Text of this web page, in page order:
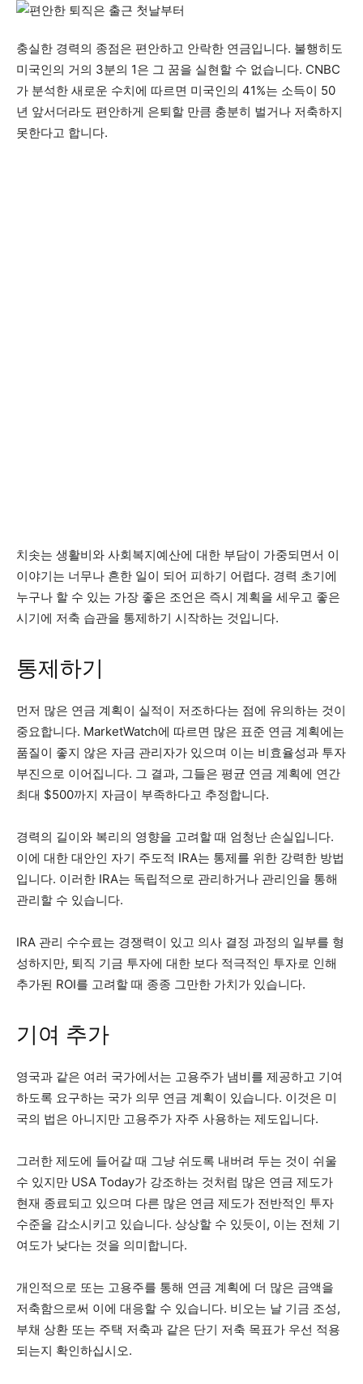
충실한 경력의 종점은 편안하고 안락한 연금입니다. 불행히도
미국인의 거의 3분의 1은 그 꿈을 실현할 수 없습니다. CNBC
가 분석한 새로운 수치에 따르면 미국인의 41%는 소득이 50
년 앞서더라도 편안하게 은퇴할 만큼 충분히 벌거나 저축하지
못한다고 합니다.
치솟는 생활비와 사회복지예산에 대한 부담이 가중되면서 이
이야기는 너무나 흔한 일이 되어 피하기 어렵다. 경력 초기에
누구나 할 수 있는 가장 좋은 조언은 즉시 계획을 세우고 좋은
시기에 저축 습관을 통제하기 시작하는 것입니다.
통제하기
먼저 많은 연금 계획이 실적이 저조하다는 점에 유의하는 것이
중요합니다. MarketWatch에 따르면 많은 표준 연금 계획에는
품질이 좋지 않은 자금 관리자가 있으며 이는 비효율성과 투자
부진으로 이어집니다. 그 결과, 그들은 평균 연금 계획에 연간
최대 $500까지 자금이 부족하다고 추정합니다.
경력의 길이와 복리의 영향을 고려할 때 엄청난 손실입니다.
이에 대한 대안인 자기 주도적 IRA는 통제를 위한 강력한 방법
입니다. 이러한 IRA는 독립적으로 관리하거나 관리인을 통해
관리할 수 있습니다.
IRA 관리 수수료는 경쟁력이 있고 의사 결정 과정의 일부를 형
성하지만, 퇴직 기금 투자에 대한 보다 적극적인 투자로 인해
추가된 ROI를 고려할 때 종종 그만한 가치가 있습니다.
기여 추가
영국과 같은 여러 국가에서는 고용주가 냄비를 제공하고 기여
하도록 요구하는 국가 의무 연금 계획이 있습니다. 이것은 미
국의 법은 아니지만 고용주가 자주 사용하는 제도입니다.
그러한 제도에 들어갈 때 그냥 쉬도록 내버려 두는 것이 쉬울
수 있지만 USA Today가 강조하는 것처럼 많은 연금 제도가
현재 종료되고 있으며 다른 많은 연금 제도가 전반적인 투자
수준을 감소시키고 있습니다. 상상할 수 있듯이, 이는 전체 기
여도가 낮다는 것을 의미합니다.
개인적으로 또는 고용주를 통해 연금 계획에 더 많은 금액을
저축함으로써 이에 대응할 수 있습니다. 비오는 날 기금 조성,
부채 상환 또는 주택 저축과 같은 단기 저축 목표가 우선 적용
되는지 확인하십시오.